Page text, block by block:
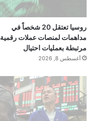
روسيا تعتقل 20 شخصاً في
مداهمات لمنصات عملات رقمية
مرتبطة بعمليات احتيال
أغسطس 8, 2026